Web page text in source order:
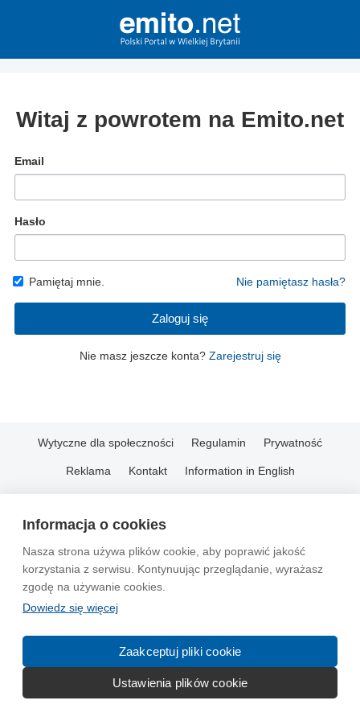
Informacja o cookies
Nasza strona używa plików cookie, aby poprawić jakość
korzystania z serwisu. Kontynuując przeglądanie, wyrażasz
zgodę na używanie cookies.
Dowiedz się więcej
Zaakceptuj pliki cookie
Ustawienia plików cookie
Witaj z powrotem na Emito.net
Email
Hasło
Pamiętaj mnie. Nie pamiętasz hasła?
Zaloguj się
Nie masz jeszcze konta? Zarejestruj się
Wytyczne dla społeczności Regulamin Prywatność
Reklama Kontakt Information in English